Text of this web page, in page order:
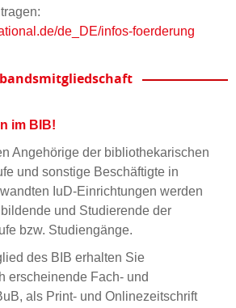
de_DE/infos-foerderung
im BIB!
Angehörige der bibliothekarischen
und sonstige Beschäftigte in
IuD-Einrichtungen werden
und Studierende der
bzw. Studiengänge.
des BIB erhalten Sie
erscheinende Fach- und
als Print- und Onlinezeitschrift